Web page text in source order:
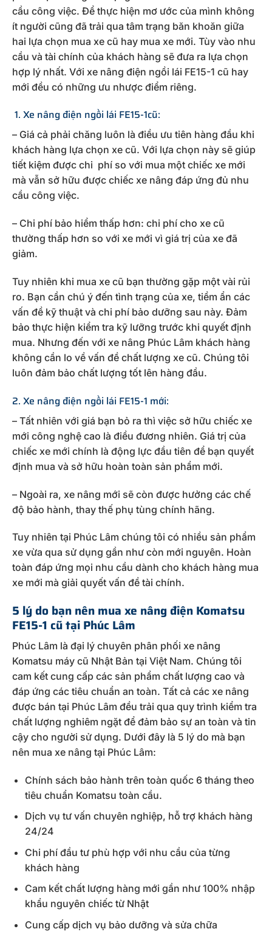
cầu công việc. Để thực hiện mơ ước của mình không
ít người cũng đã trải qua tâm trạng băn khoăn giữa
hai lựa chọn mua xe cũ hay mua xe mới. Tùy vào nhu
cầu và tài chính của khách hàng sẽ đưa ra lựa chọn
hợp lý nhất. Với xe nâng điện ngồi lái FE15-1 cũ hay
mới đều có những ưu nhược điểm riêng.
1. Xe nâng điện ngồi lái FE15-1cũ:
– Giá cả phải chăng luôn là điều ưu tiên hàng đầu khi
khách hàng lựa chọn xe cũ. Với lựa chọn này sẽ giúp
tiết kiệm được chi phí so với mua một chiếc xe mới
mà vẫn sở hữu được chiếc xe nâng đáp ứng đủ nhu
cầu công việc.
– Chi phí bảo hiểm thấp hơn: chi phí cho xe cũ
thường thấp hơn so với xe mới vì giá trị của xe đã
giảm.
Tuy nhiên khi mua xe cũ bạn thường gặp một vài rủi
ro. Bạn cần chú ý đến tình trạng của xe, tiềm ẩn các
vấn đề kỹ thuật và chi phí bảo dưỡng sau này. Đảm
bảo thực hiện kiểm tra kỹ lưỡng trước khi quyết định
mua. Nhưng đến với xe nâng Phúc Lâm khách hàng
không cần lo về vấn đề chất lượng xe cũ. Chúng tôi
luôn đảm bảo chất lượng tốt lên hàng đầu.
2. Xe nâng điện ngồi lái FE15-1 mới:
– Tất nhiên với giá bạn bỏ ra thì việc sở hữu chiếc xe
mới công nghệ cao là điều đương nhiên. Giá trị của
chiếc xe mới chính là động lực đầu tiên để bạn quyết
định mua và sở hữu hoàn toàn sản phẩm mới.
– Ngoài ra, xe nâng mới sẽ còn được hưởng các chế
độ bảo hành, thay thế phụ tùng chính hãng.
Tuy nhiên tại Phúc Lâm chúng tôi có nhiều sản phẩm
xe vừa qua sử dụng gần như còn mới nguyên. Hoàn
toàn đáp ứng mọi nhu cầu dành cho khách hàng mua
xe mới mà giải quyết vấn đề tài chính.
5 lý do bạn nên mua xe nâng điện Komatsu
FE15-1 cũ tại Phúc Lâm
Phúc Lâm là đại lý chuyên phân phối xe nâng
Komatsu máy cũ Nhật Bản tại Việt Nam. Chúng tôi
cam kết cung cấp các sản phẩm chất lượng cao và
đáp ứng các tiêu chuẩn an toàn. Tất cả các xe nâng
được bán tại Phúc Lâm đều trải qua quy trình kiểm tra
chất lượng nghiêm ngặt để đảm bảo sự an toàn và tin
cậy cho người sử dụng. Dưới đây là 5 lý do mà bạn
nên mua xe nâng tại Phúc Lâm:
Chính sách bảo hành trên toàn quốc 6 tháng theo
tiêu chuẩn Komatsu toàn cầu.
Dịch vụ tư vấn chuyên nghiệp, hỗ trợ khách hàng
24/24
Chi phí đầu tư phù hợp với nhu cầu của từng
khách hàng
Cam kết chất lượng hàng mới gần như 100% nhập
khẩu nguyên chiếc từ Nhật
Cung cấp dịch vụ bảo dưỡng và sửa chữa